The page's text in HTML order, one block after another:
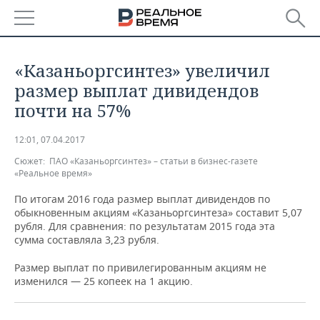
БАШКОРТОСТАН
ТАТАРСТАН
НОВОСТИ
АНАЛИТИКА
ДЕКЛАРАЦИИ О ДОХОДАХ
КОРОЛИ ГОСЗАКАЗА ПФО
ВУЗЫ ТАТАРСТАНА
КОМУ ПРИНАДЛЕЖАТ
ТАТАРСТАНА
НОВОСТИ ЭКОНОМИКИ
ФИНАНСЫ
БАНКИ
БЮДЖЕТ
ПРОМЫШЛЕННОСТЬ
НОВОСТИ
ПРОМЫШЛЕННОСТИ
НЕДВИЖИМОСТЬ
НОВОСТИ НЕДВИЖИМОСТИ
АВТО
НОВОСТИ АВТО
БИЗНЕС
«Казаньоргсинтез» увеличил
размер выплат дивидендов
почти на 57%
12:01, 07.04.2017
Сюжет: ПАО «Казаньоргсинтез» – статьи в бизнес-газете
«Реальное время»
По итогам 2016 года размер выплат дивидендов по
обыкновенным акциям «Казаньоргсинтеза» составит 5,07
рубля. Для сравнения: по результатам 2015 года эта
сумма составляла 3,23 рубля.
Размер выплат по привилегированным акциям не
изменился — 25 копеек на 1 акцию.